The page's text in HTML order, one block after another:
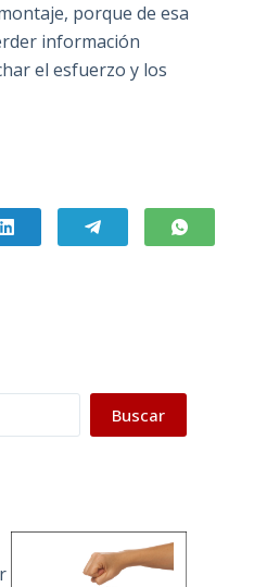
porque de esa
información
el esfuerzo y los
Buscar